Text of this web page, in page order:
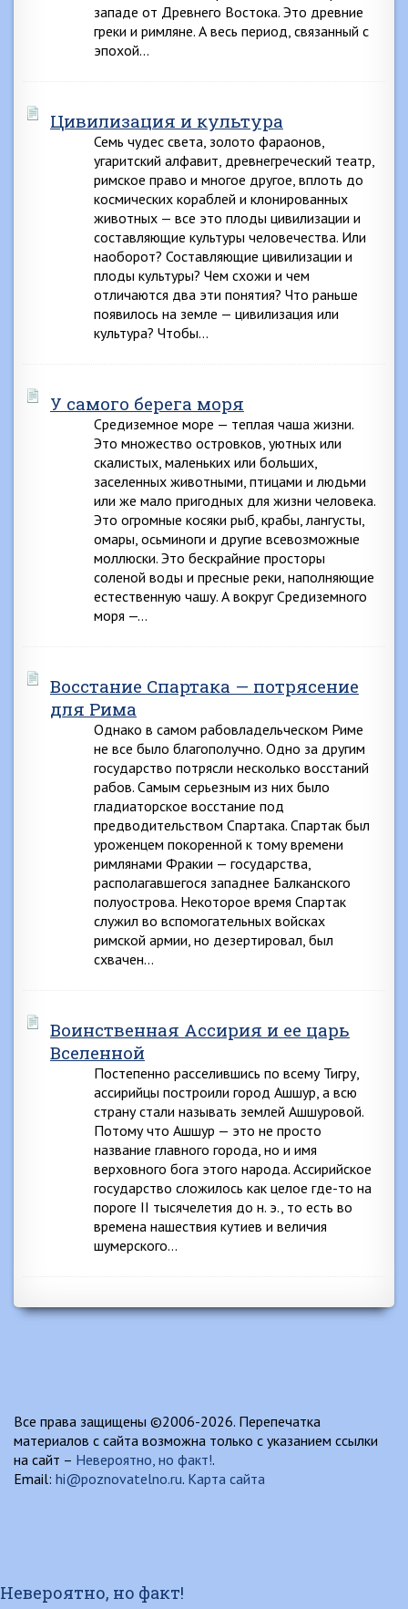
западе от Древнего Востока. Это древние
греки и римляне. А весь период, связанный с
эпохой…
Цивилизация и культура
Семь чудес света, золото фараонов,
угаритский алфавит, древнегреческий театр,
римское право и многое другое, вплоть до
космических кораблей и клонированных
животных — все это плоды цивилизации и
составляющие культуры человечества. Или
наоборот? Составляющие цивилизации и
плоды культуры? Чем схожи и чем
отличаются два эти понятия? Что раньше
появилось на земле — цивилизация или
культура? Чтобы…
У самого берега моря
Средиземное море — теплая чаша жизни.
Это множество островков, уютных или
скалистых, маленьких или больших,
заселенных животными, птицами и людьми
или же мало пригодных для жизни человека.
Это огромные косяки рыб, крабы, лангусты,
омары, осьминоги и другие всевозможные
моллюски. Это бескрайние просторы
соленой воды и пресные реки, наполняющие
естественную чашу. А вокруг Средиземного
моря —…
Восстание Спартака — потрясение
для Рима
Однако в самом рабовладельческом Риме
не все было благополучно. Одно за другим
государство потрясли несколько восстаний
рабов. Самым серьезным из них было
гладиаторское восстание под
предводительством Спартака. Спартак был
уроженцем покоренной к тому времени
римлянами Фракии — государства,
располагавшегося западнее Балканского
полуострова. Некоторое время Спартак
служил во вспомогательных войсках
римской армии, но дезертировал, был
схвачен…
Воинственная Ассирия и ее царь
Вселенной
Постепенно расселившись по всему Тигру,
ассирийцы построили город Ашшур, а всю
страну стали называть землей Ашшуровой.
Потому что Ашшур — это не просто
название главного города, но и имя
верховного бога этого народа. Ассирийское
государство сложилось как целое где-то на
пороге II тысячелетия до н. э., то есть во
времена нашествия кутиев и величия
шумерского…
Все права защищены ©2006-2026. Перепечатка
материалов с сайта возможна только с указанием ссылки
на сайт – Невероятно, но факт!.
Email: hi@poznovatelno.ru. Карта сайта
Невероятно, но факт!